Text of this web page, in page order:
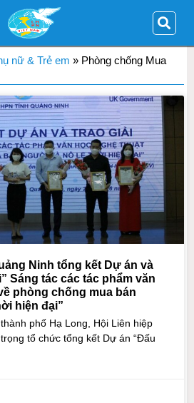
nữ & Trẻ em » Phòng chống Mua
Ninh tổng kết Dự án và
Sáng tác các tác phẩm văn
phòng chống mua bán
hiện đại”
phố Hạ Long, Hội Liên hiệp
tổ chức tổng kết Dự án “Đấu